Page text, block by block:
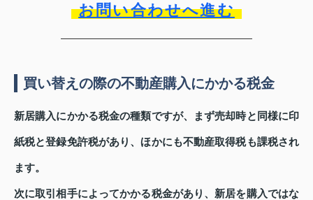
お問い合わせへ進む
買い替えの際の不動産購入にかかる税金
新居購入にかかる税金の種類ですが、まず売却時と同様に印
紙税と登録免許税があり、ほかにも不動産取得税も課税され
ます。
次に取引相手によってかかる税金があり、新居を購入ではな